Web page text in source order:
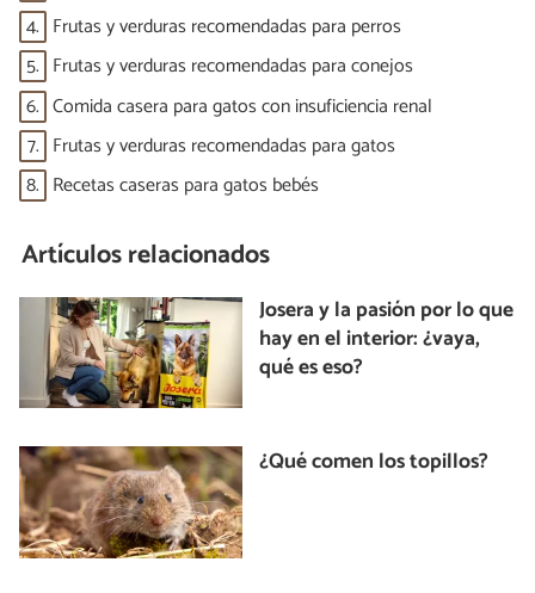
4. Frutas y verduras recomendadas para perros
5. Frutas y verduras recomendadas para conejos
6. Comida casera para gatos con insuficiencia renal
7. Frutas y verduras recomendadas para gatos
8. Recetas caseras para gatos bebés
Artículos relacionados
Josera y la pasión por lo que
hay en el interior: ¿vaya,
qué es eso?
¿Qué comen los topillos?